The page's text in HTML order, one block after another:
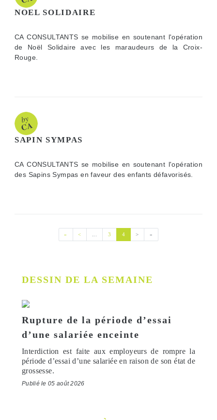
NOEL SOLIDAIRE
CA CONSULTANTS se mobilise en soutenant l'opération
de Noël Solidaire avec les maraudeurs de la Croix-
Rouge.
SAPIN SYMPAS
CA CONSULTANTS se mobilise en soutenant l'opération
des Sapins Sympas en faveur des enfants défavorisés.
« Première page
<Page précédente
3 4(current)
>Page suivante
»
DESSIN DE LA SEMAINE
Rupture de la période d’essai
d’une salariée enceinte
Interdiction est faite aux employeurs de rompre la
période d’essai d’une salariée en raison de son état de
grossesse.
Publié le 05 août 2026